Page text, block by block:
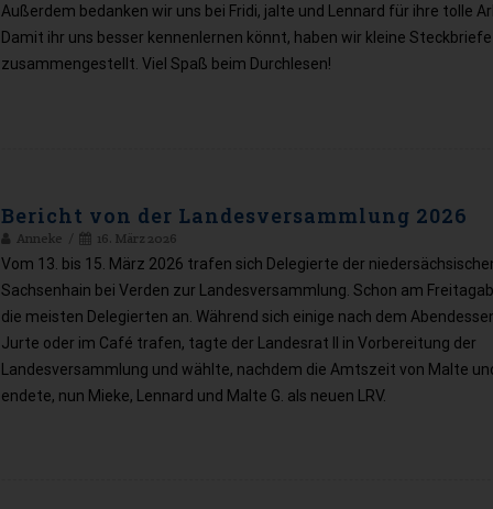
Außerdem bedanken wir uns bei Fridi, jalte und Lennard für ihre tolle
Damit ihr uns besser kennenlernen könnt, haben wir kleine
zusammengestellt. Viel Spaß beim Durchlesen!
Bericht von der Landesversammlung 2026
Anneke 16. März 2026
Vom 13. bis 15. März 2026 trafen sich Delegierte der
Sachsenhain bei Verden zur Landesversammlung. Schon am
die meisten Delegierten an. Während sich einige nach dem
Jurte oder im Café trafen, tagte der Landesrat II in Vorbereitung der
Landesversammlung und wählte, nachdem die Amtszeit von Malte
endete, nun Mieke, Lennard und Malte G. als neuen LRV.